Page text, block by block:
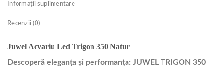
Informații suplimentare
Recenzii (0)
Juwel Acvariu Led Trigon 350 Natur
Descoperă eleganța și performanța: JUWEL TRIGON 350